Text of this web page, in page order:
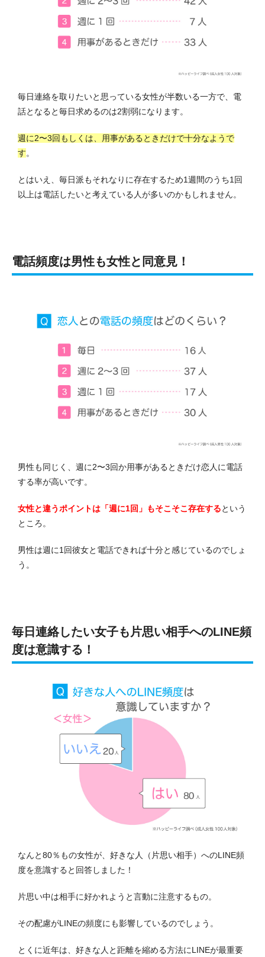
毎日連絡を取りたいと思っている女性が半数いる一方で、電
話となると毎日求めるのは2割弱になります。
週に2〜3回もしくは、用事があるときだけで十分なようで
す。
とはいえ、毎日派もそれなりに存在するため1週間のうち1回
以上は電話したいと考えている人が多いのかもしれません。
電話頻度は男性も女性と同意見！
男性も同じく、週に2〜3回か用事があるときだけ恋人に電話
する率が高いです。
女性と違うポイントは「週に1回」もそこそこ存在するという
ところ。
男性は週に1回彼女と電話できれば十分と感じているのでしょ
う。
毎日連絡したい女子も片思い相手へのLINE頻
度は意識する！
なんと80％もの女性が、好きな人（片思い相手）へのLINE頻
度を意識すると回答しました！
片思い中は相手に好かれようと言動に注意するもの。
その配慮がLINEの頻度にも影響しているのでしょう。
とくに近年は、好きな人と距離を縮める方法にLINEが最重要